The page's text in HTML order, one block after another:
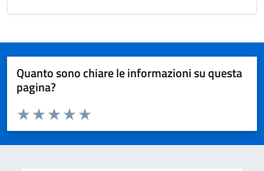
Quanto sono chiare le informazioni su questa
pagina?
Valuta da 1 a 5 stelle la pagina
Valuta 5 stelle su 5
Valuta 4 stelle su 5
Valuta 3 stelle su 5
Valuta 2 stelle su 5
Valuta 1 stelle su 5